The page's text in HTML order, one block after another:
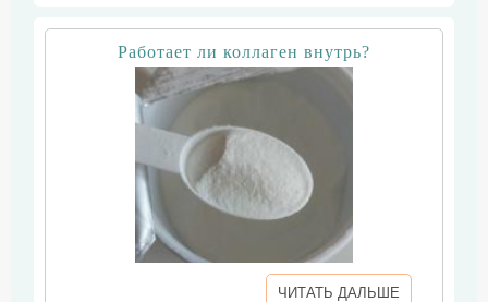
Работает ли коллаген внутрь?
ЧИТАТЬ ДАЛЬШЕ